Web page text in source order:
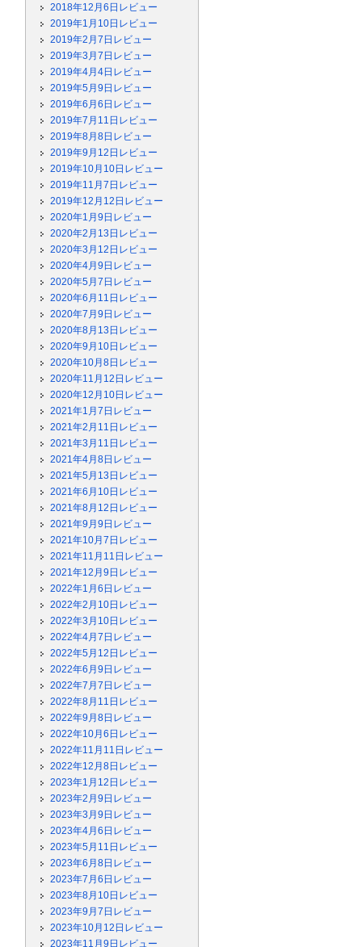
2018年12月6日レビュー
2019年1月10日レビュー
2019年2月7日レビュー
2019年3月7日レビュー
2019年4月4日レビュー
2019年5月9日レビュー
2019年6月6日レビュー
2019年7月11日レビュー
2019年8月8日レビュー
2019年9月12日レビュー
2019年10月10日レビュー
2019年11月7日レビュー
2019年12月12日レビュー
2020年1月9日レビュー
2020年2月13日レビュー
2020年3月12日レビュー
2020年4月9日レビュー
2020年5月7日レビュー
2020年6月11日レビュー
2020年7月9日レビュー
2020年8月13日レビュー
2020年9月10日レビュー
2020年10月8日レビュー
2020年11月12日レビュー
2020年12月10日レビュー
2021年1月7日レビュー
2021年2月11日レビュー
2021年3月11日レビュー
2021年4月8日レビュー
2021年5月13日レビュー
2021年6月10日レビュー
2021年8月12日レビュー
2021年9月9日レビュー
2021年10月7日レビュー
2021年11月11日レビュー
2021年12月9日レビュー
2022年1月6日レビュー
2022年2月10日レビュー
2022年3月10日レビュー
2022年4月7日レビュー
2022年5月12日レビュー
2022年6月9日レビュー
2022年7月7日レビュー
2022年8月11日レビュー
2022年9月8日レビュー
2022年10月6日レビュー
2022年11月11日レビュー
2022年12月8日レビュー
2023年1月12日レビュー
2023年2月9日レビュー
2023年3月9日レビュー
2023年4月6日レビュー
2023年5月11日レビュー
2023年6月8日レビュー
2023年7月6日レビュー
2023年8月10日レビュー
2023年9月7日レビュー
2023年10月12日レビュー
2023年11月9日レビュー